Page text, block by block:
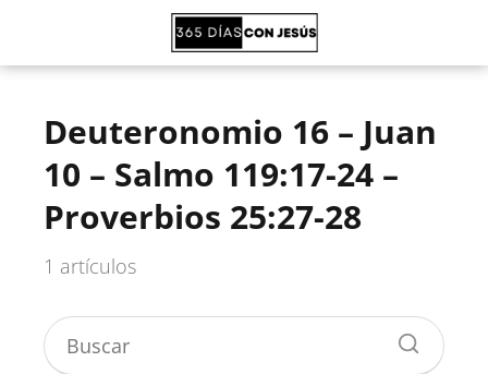
Deuteronomio 16 – Juan
10 – Salmo 119:17-24 –
Proverbios 25:27-28
1 artículos